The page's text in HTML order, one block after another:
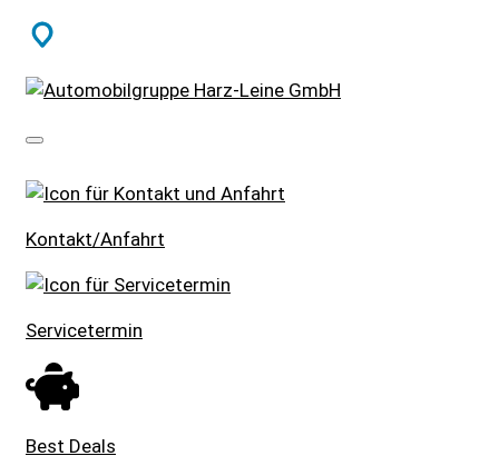
Kontakt/Anfahrt
Servicetermin
Best Deals